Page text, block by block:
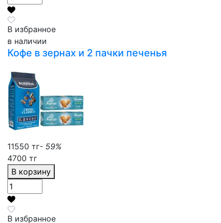
В избранное
в наличии
Кофе в зернах и 2 пачки печенья
11550 тг- 59%
4700 тг
В корзину
В избранное